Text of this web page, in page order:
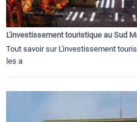
L'investissement touristique au Sud
Tout savoir sur L'investissement
les a